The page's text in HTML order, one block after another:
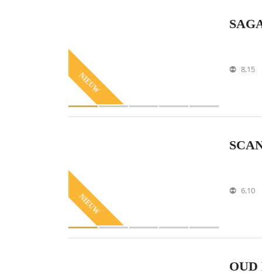
NIEUW
8,15
NIEUW
6,10
OUD